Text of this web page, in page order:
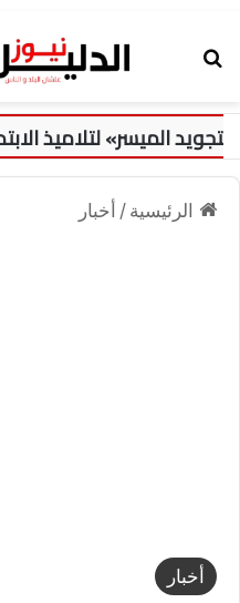
الميسر» لتلاميذ الابتدائية
الرئيسية / أخبار
أخبار